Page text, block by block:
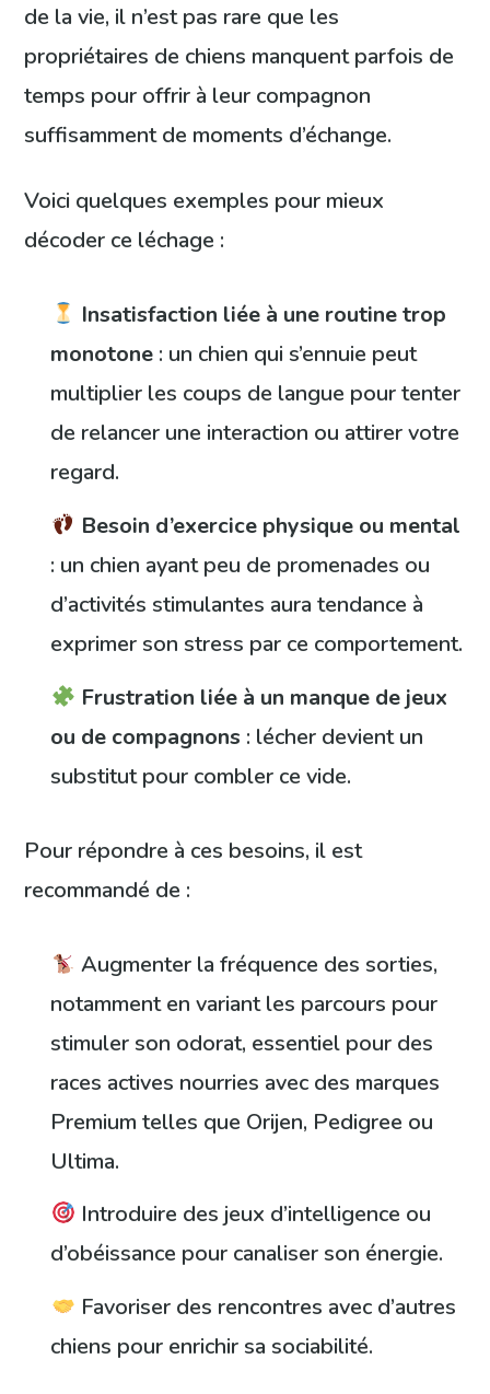
de la vie, il n’est pas rare que les
propriétaires de chiens manquent parfois de
temps pour offrir à leur compagnon
suffisamment de moments d’échange.
Voici quelques exemples pour mieux
décoder ce léchage :
Insatisfaction liée à une routine trop
monotone : un chien qui s’ennuie peut
multiplier les coups de langue pour tenter
de relancer une interaction ou attirer votre
regard.
Besoin d’exercice physique ou mental
: un chien ayant peu de promenades ou
d’activités stimulantes aura tendance à
exprimer son stress par ce comportement.
Frustration liée à un manque de jeux
ou de compagnons : lécher devient un
substitut pour combler ce vide.
Pour répondre à ces besoins, il est
recommandé de :
Augmenter la fréquence des sorties,
notamment en variant les parcours pour
stimuler son odorat, essentiel pour des
races actives nourries avec des marques
Premium telles que Orijen, Pedigree ou
Ultima.
Introduire des jeux d’intelligence ou
d’obéissance pour canaliser son énergie.
Favoriser des rencontres avec d’autres
chiens pour enrichir sa sociabilité.